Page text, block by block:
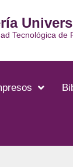
Tecnológica de